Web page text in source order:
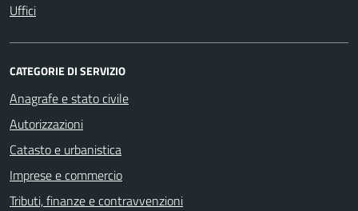
Uffici
CATEGORIE DI SERVIZIO
Anagrafe e stato civile
Autorizzazioni
Catasto e urbanistica
Imprese e commercio
Tributi, finanze e contravvenzioni